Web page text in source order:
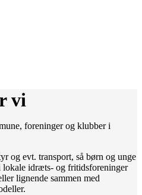
vi
foreninger og klubber i
og evt. transport, så børn og unge
idræts- og fritidsforeninger
lignende sammen med